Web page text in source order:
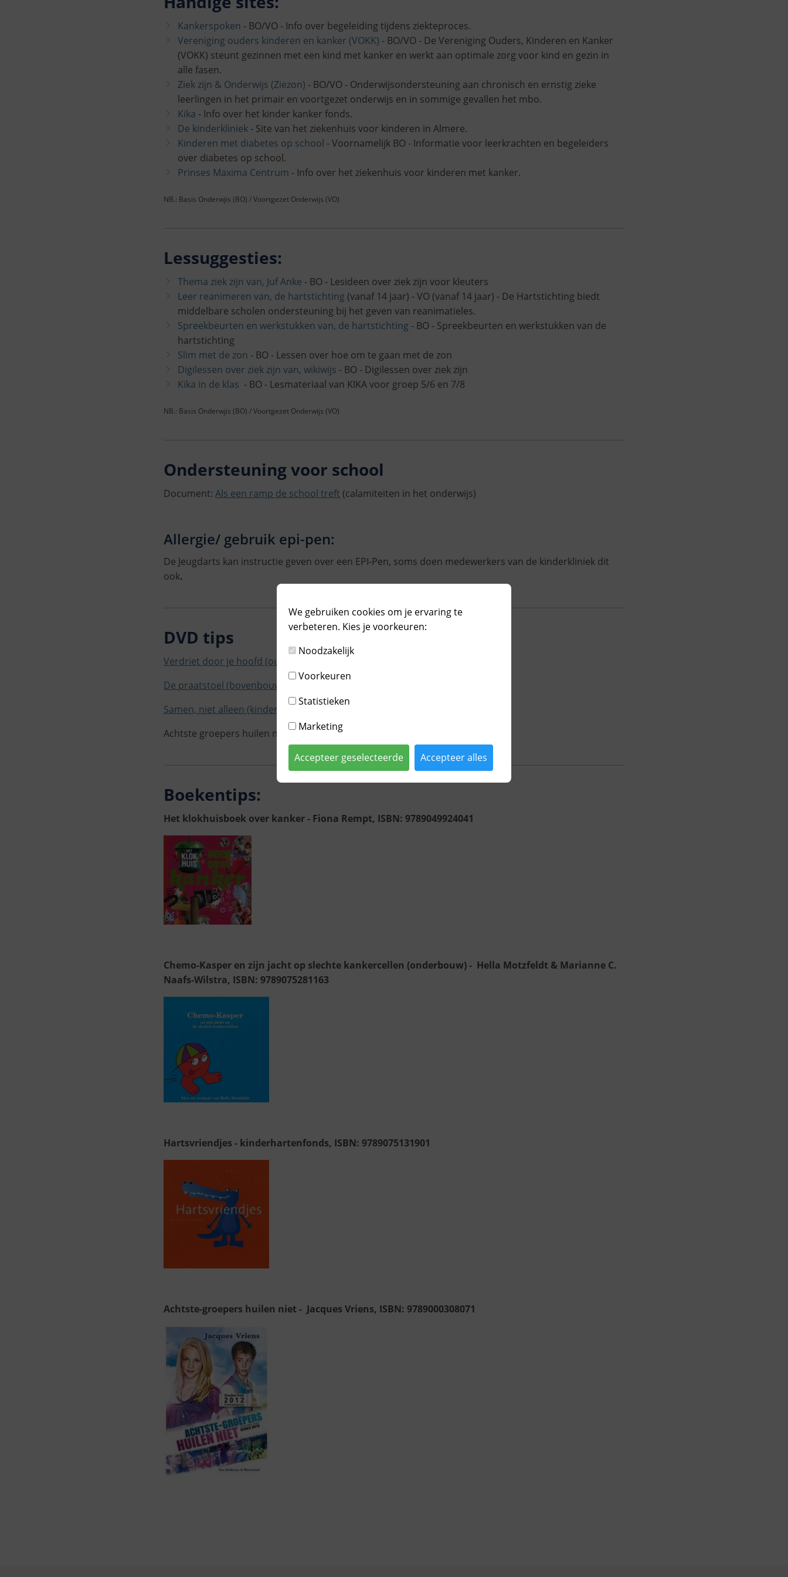
Kankerspoken - BO/VO - Info over begeleiding tijdens ziekteproces.
Vereniging ouders kinderen en kanker (VOKK) - BO/VO - De Vereniging Ouders, Kinderen en Kanker
(VOKK) steunt gezinnen met een kind met kanker en werkt aan optimale zorg voor kind en gezin in
alle fasen.
Ziek zijn & Onderwijs (Ziezon) - BO/VO - Onderwijsondersteuning aan chronisch en ernstig zieke
leerlingen in het primair en voortgezet onderwijs en in sommige gevallen het mbo.
Kika - Info over het kinder kanker fonds.
De kinderkliniek - Site van het ziekenhuis voor kinderen in Almere.
Kinderen met diabetes op school - Voornamelijk BO - Informatie voor leerkrachten en begeleiders
over diabetes op school.
Prinses Maxima Centrum - Info over het ziekenhuis voor kinderen met kanker.
NB.: Basis Onderwjis (BO) / Voortgezet Onderwijs (VO)
Lessuggesties:
Thema ziek zijn van, Juf Anke - BO - Lesideen over ziek zijn voor kleuters
Leer reanimeren van, de hartstichting (vanaf 14 jaar) - VO (vanaf 14 jaar) - De Hartstichting biedt
middelbare scholen ondersteuning bij het geven van reanimatieles.
Spreekbeurten en werkstukken van, de hartstichting - BO - Spreekbeurten en werkstukken van de
hartstichting
Slim met de zon - BO - Lessen over hoe om te gaan met de zon
Digilessen over ziek zijn van, wikiwijs - BO - Digilessen over ziek zijn
Kika in de klas - BO - Lesmateriaal van KIKA voor groep 5/6 en 7/8
NB.: Basis Onderwjis (BO) / Voortgezet Onderwijs (VO)
Ondersteuning voor school
Document: Als een ramp de school treft (calamiteiten in het onderwijs)
Allergie/ gebruik epi-pen:
De Jeugdarts kan instructie geven over een EPI-Pen, soms doen medewerkers van de kinderkliniek dit
ook.
DVD tips
Verdriet door je hoofd (ouders, leerkrachten en hulpverleners);
De praatstoel (bovenbouw);
Samen, niet alleen (kinderen tussen 6-12 jaar);
Achtste groepers huilen niet
Boekentips:
Het klokhuisboek over kanker - Fiona Rempt, ISBN: 9789049924041
Chemo-Kasper en zijn jacht op slechte kankercellen (onderbouw) - Hella Motzfeldt & Marianne C.
Naafs-Wilstra, ISBN: 9789075281163
Hartsvriendjes - kinderhartenfonds, ISBN: 9789075131901
Achtste-groepers huilen niet - Jacques Vriens, ISBN: 9789000308071
We gebruiken cookies om je ervaring te
verbeteren. Kies je voorkeuren:
Noodzakelijk
Voorkeuren
Statistieken
Marketing
Accepteer geselecteerde Accepteer alles